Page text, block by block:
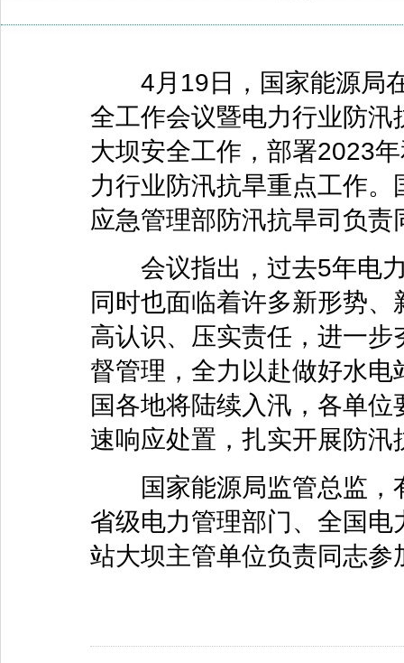
4月19日，国家能源局在
全工作会议暨电力行业防
大坝安全工作，部署2023
力行业防汛抗旱重点工作
应急管理部防汛抗旱司负责
会议指出，过去5年电力
同时也面临着许多新形势
高认识、压实责任，进一
督管理，全力以赴做好水
国各地将陆续入汛，各单
速响应处置，扎实开展防
国家能源局监管总监，
省级电力管理部门、全国
站大坝主管单位负责同志参